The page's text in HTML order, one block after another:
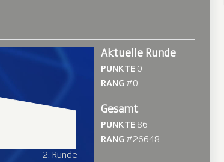
2. Runde
Aktuelle Runde
PUNKTE0
RANG #0
Gesamt
PUNKTE86
RANG #26648